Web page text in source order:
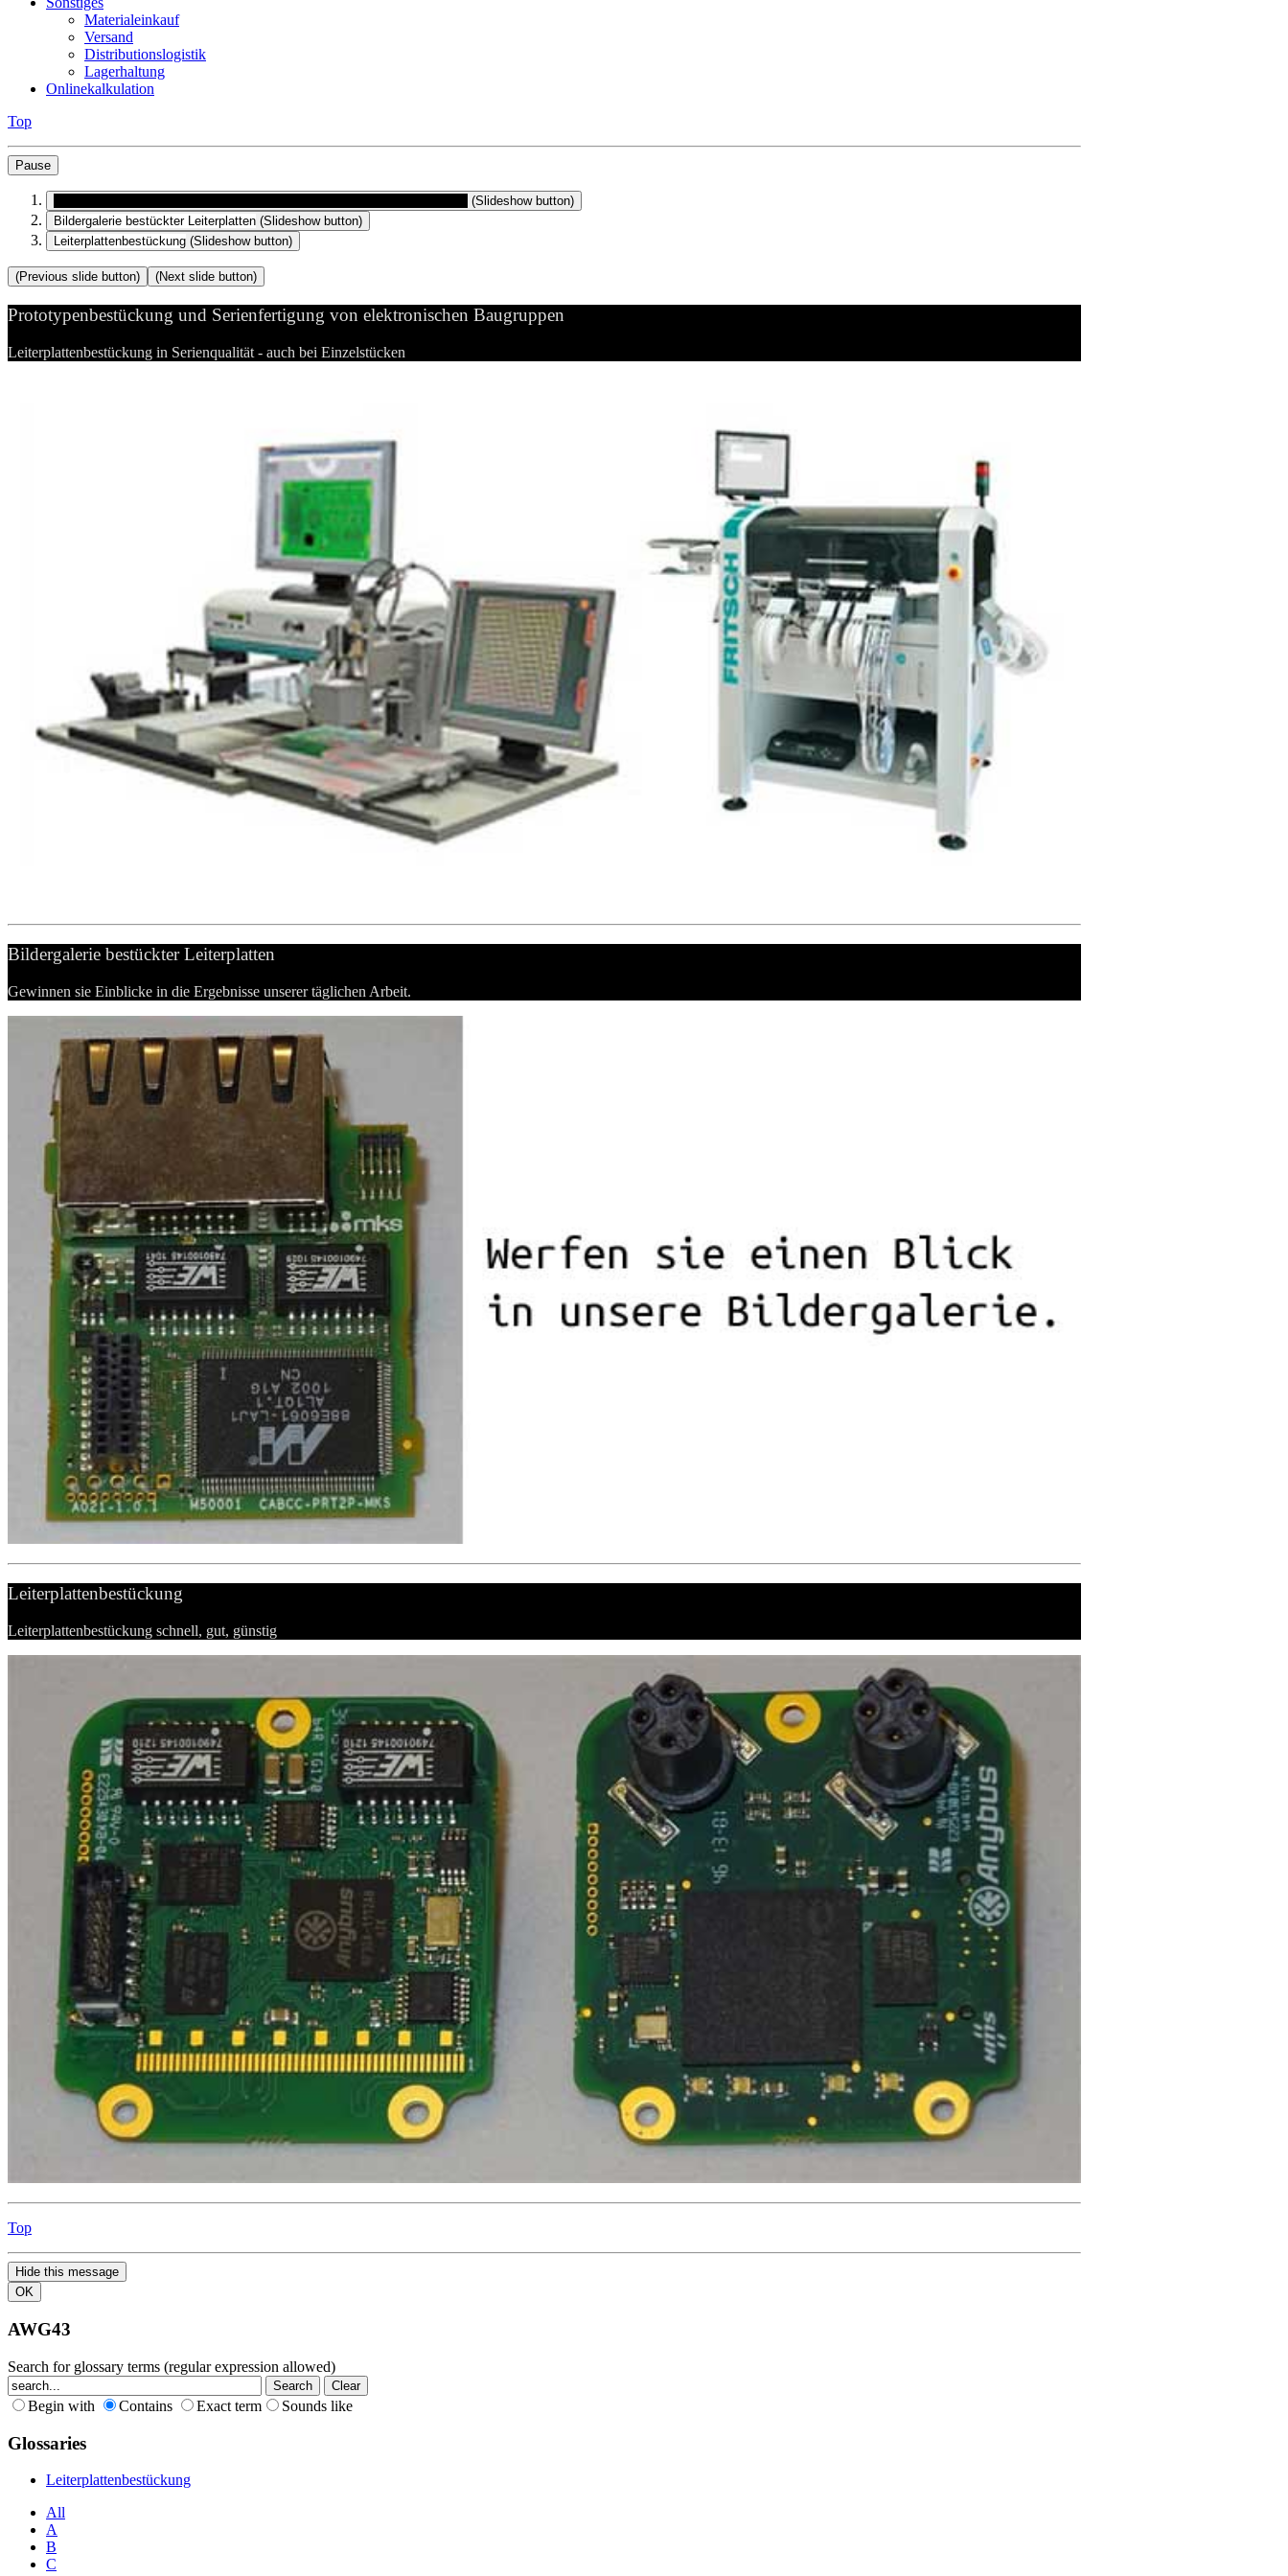
Materialeinkauf
Versand
Distributionslogistik
Lagerhaltung
Onlinekalkulation
Top
Pause
(Slideshow button)
Bildergalerie bestückter Leiterplatten (Slideshow button)
Leiterplattenbestückung (Slideshow button)
(Previous slide button) (Next slide button)
Prototypenbestückung und Serienfertigung von elektronischen Baugruppen
Leiterplattenbestückung in Serienqualität - auch bei Einzelstücken
Bildergalerie bestückter Leiterplatten
Gewinnen sie Einblicke in die Ergebnisse unserer täglichen Arbeit.
Leiterplattenbestückung
Leiterplattenbestückung schnell, gut, günstig
Top
Hide this message
OK
AWG43
Search for glossary terms (regular expression allowed)
Begin with Contains Exact term Sounds like
Glossaries
Leiterplattenbestückung
All
A
B
C